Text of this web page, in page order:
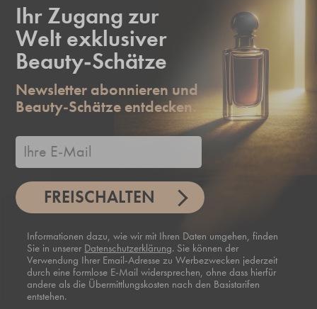
Ihr Zugang zur
Welt exklusiver
Beauty-Schätze
Newsletter abonnieren und
Beauty-Schätze entdecken.
FREISCHALTEN
Informationen dazu, wie wir mit Ihren Daten umgehen, finden
Sie in unserer Datenschutzerklärung. Sie können der
Verwendung Ihrer Email-Adresse zu Werbezwecken jederzeit
durch eine formlose E-Mail widersprechen, ohne dass hierfür
andere als die Übermittlungskosten nach den Basistarifen
entstehen.